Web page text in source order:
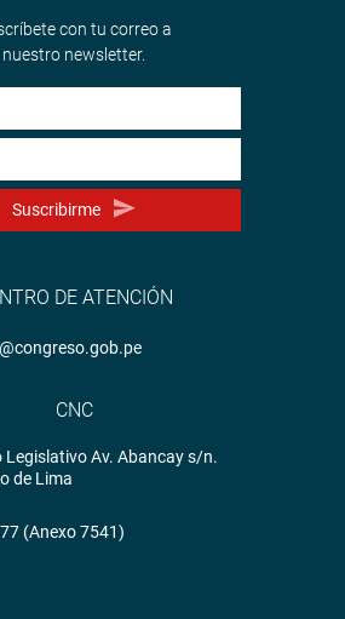
con tu correo a
nuestro newsletter.
Suscribirme
DE ATENCIÓN
CNC
Legislativo Av. Abancay s/n.
de Lima
(Anexo 7541)